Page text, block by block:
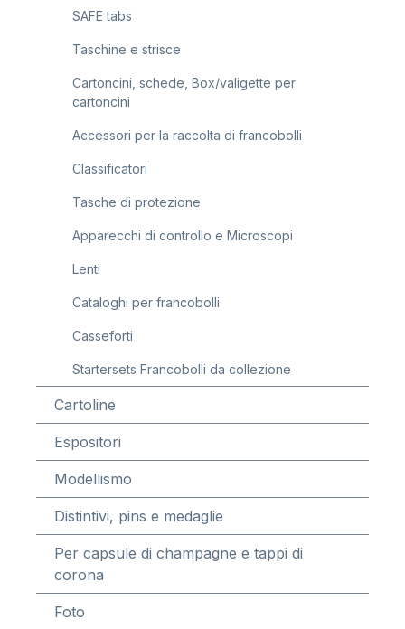
SAFE tabs
Taschine e strisce
Cartoncini, schede, Box/valigette per
cartoncini
Accessori per la raccolta di francobolli
Classificatori
Tasche di protezione
Apparecchi di controllo e Microscopi
Lenti
Cataloghi per francobolli
Casseforti
Startersets Francobolli da collezione
Cartoline
Espositori
Modellismo
Distintivi, pins e medaglie
Per capsule di champagne e tappi di
corona
Foto